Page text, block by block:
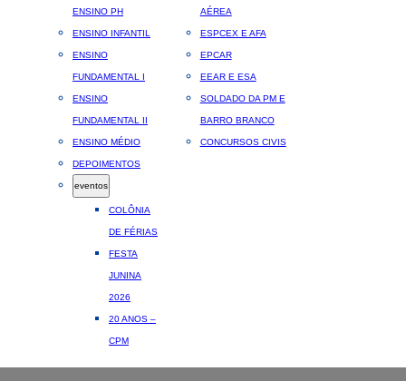
ENSINO PH
ENSINO INFANTIL
ENSINO
FUNDAMENTAL I
ENSINO
FUNDAMENTAL II
ENSINO MÉDIO
DEPOIMENTOS
eventos
COLÔNIA
DE FÉRIAS
FESTA
JUNINA
2026
20 ANOS –
CPM
AÉREA
ESPCEX E AFA
EPCAR
EEAR E ESA
SOLDADO DA PM E
BARRO BRANCO
CONCURSOS CIVIS